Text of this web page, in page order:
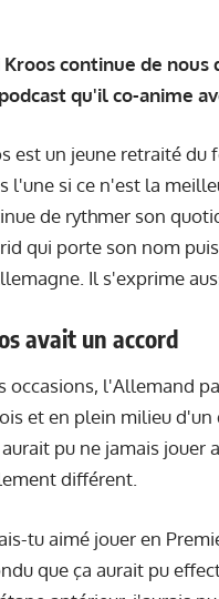
Kroos continue de
qu'il co-anime
est un jeune retraité
l'une si ce n'est la
de rythmer son
qui porte son nom
Il s'exprime
avait un accord
occasions, l'Allemand
et en plein milieu
pu ne jamais jouer
différent.
tu aimé jouer en
que ça aurait pu